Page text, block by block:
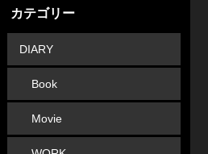
カテゴリー
DIARY
Book
Movie